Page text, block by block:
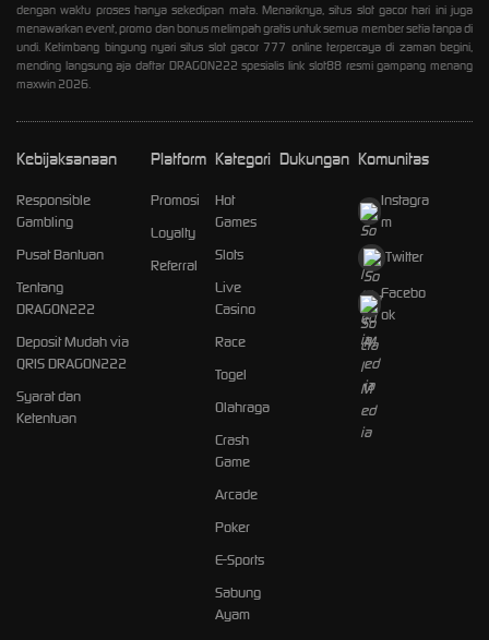
dengan waktu proses hanya sekedipan mata. Menariknya, situs slot gacor hari ini juga
menawarkan event, promo dan bonus melimpah gratis untuk semua member setia tanpa di
undi. Ketimbang bingung nyari situs slot gacor 777 online terpercaya di zaman begini,
mending langsung aja daftar DRAGON222 spesialis link slot88 resmi gampang menang
maxwin 2026.
Kebijaksanaan
Responsible
Gambling
Pusat Bantuan
Tentang
DRAGON222
Deposit Mudah via
QRIS DRAGON222
Syarat dan
Ketentuan
Platform
Promosi
Loyalty
Referral
Kategori
Hot
Games
Slots
Live
Casino
Race
Togel
Olahraga
Crash
Game
Arcade
Poker
E-Sports
Sabung
Ayam
Dukungan Komunitas
Instagra
m
Twitter
Facebo
ok